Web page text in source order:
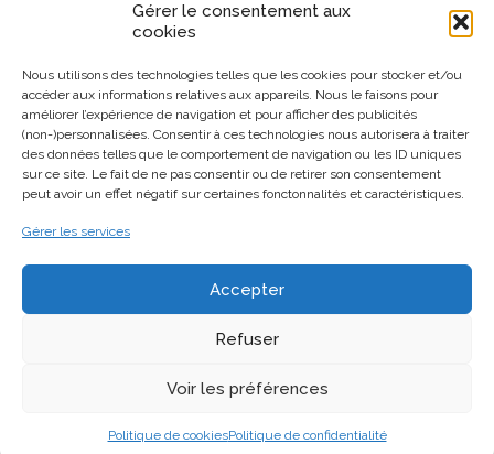
Gérer le consentement aux
cookies
Nous utilisons des technologies telles que les cookies pour stocker et/ou
accéder aux informations relatives aux appareils. Nous le faisons pour
améliorer l’expérience de navigation et pour afficher des publicités
(non-)personnalisées. Consentir à ces technologies nous autorisera à traiter
des données telles que le comportement de navigation ou les ID uniques
sur ce site. Le fait de ne pas consentir ou de retirer son consentement
peut avoir un effet négatif sur certaines fonctonnalités et caractéristiques.
Gérer les services
Accepter
Refuser
Voir les préférences
Politique de cookiesPolitique de confidentialité